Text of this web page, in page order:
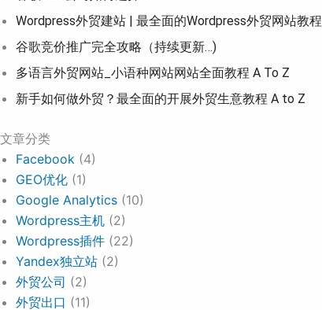
Wordpress外贸建站 | 最全面的Wordpress外贸网站教程
谷歌竞价推广完全攻略（持续更新…)
多语言外贸网站_小语种网站网站全面教程 A To Z
新手如何做外贸？最全面的开展外贸生意教程 A to Z
文章分类
Facebook (4)
GEO优化 (1)
Google Analytics (10)
Wordpress主机 (2)
Wordpress插件 (22)
Yandex独立站 (2)
外贸公司 (2)
外贸出口 (11)